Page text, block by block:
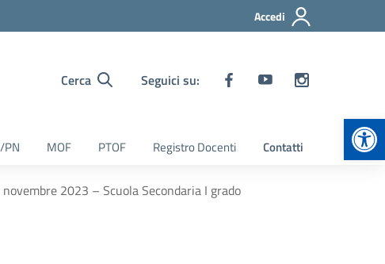
Accedi
Cerca Seguici su:
PN MOF PTOF Registro Docenti Contatti
2023 – Scuola Secondaria I grado